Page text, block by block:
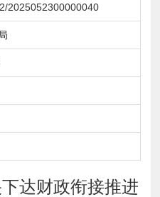
2025052300000040
达财政衔接推进